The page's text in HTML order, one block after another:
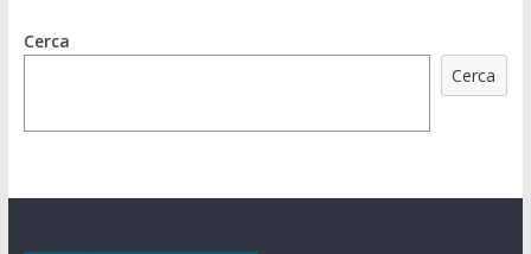
Cerca
Cerca